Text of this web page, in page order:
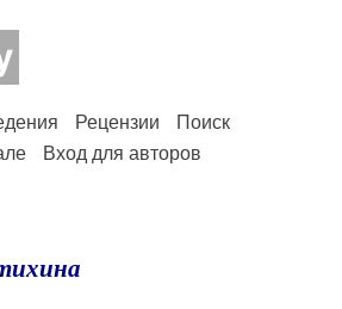
Рецензии
Поиск
Вход для авторов